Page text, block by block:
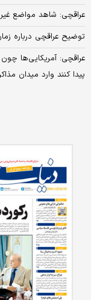
عراقچی: شاهد مواضع
توضیح عراقچی درباره
عراقچی: آمریکایی‌ها
پیدا کنند وارد میدان